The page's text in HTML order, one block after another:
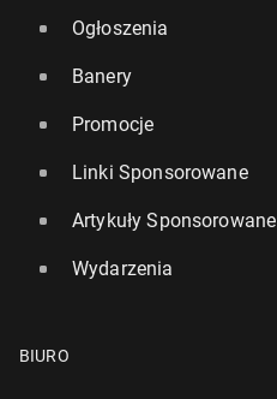
Ogłoszenia
Banery
Promocje
Linki Sponsorowane
Artykuły Sponsorowane
Wydarzenia
BIURO